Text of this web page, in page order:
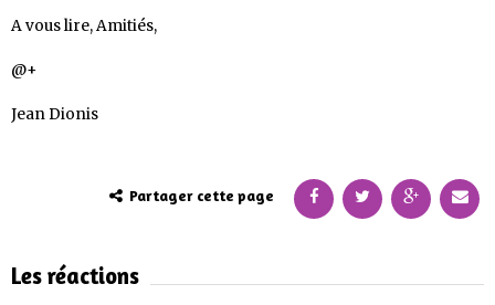
A vous lire, Amitiés,
@+
Jean Dionis
Partager cette page
Les réactions